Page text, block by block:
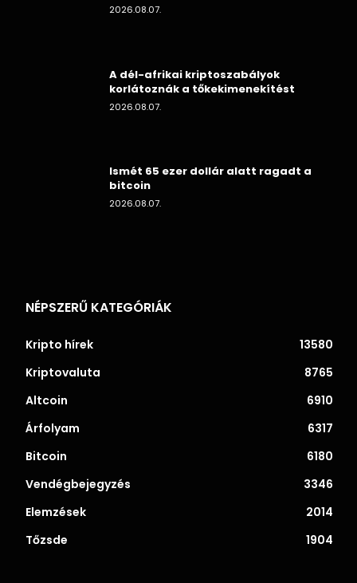
2026.08.07.
A dél-afrikai kriptoszabályok
korlátoznák a tőkekimenekítést
2026.08.07.
Ismét 65 ezer dollár alatt ragadt a
bitcoin
2026.08.07.
NÉPSZERŰ KATEGÓRIÁK
Kripto hírek
13580
Kriptovaluta
8765
Altcoin
6910
Árfolyam
6317
Bitcoin
6180
Vendégbejegyzés
3346
Elemzések
2014
Tőzsde
1904